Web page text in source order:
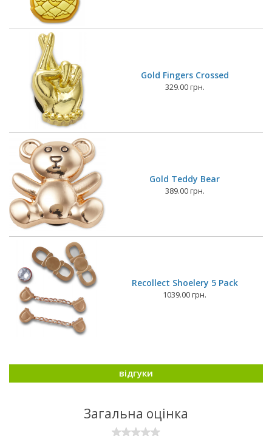
Gold Fingers Crossed
329.00 грн.
Gold Teddy Bear
389.00 грн.
Recollect Shoelery 5 Pack
1039.00 грн.
відгуки
Загальна оцінка